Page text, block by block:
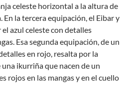
celeste horizontal a la altura de
En la tercera equipación, el Eibar y
azul celeste con detalles
Esa segunda equipación, de un
en rojo, resalta por la
ikurriña que nacen de un
rojos en las mangas y en el cuello